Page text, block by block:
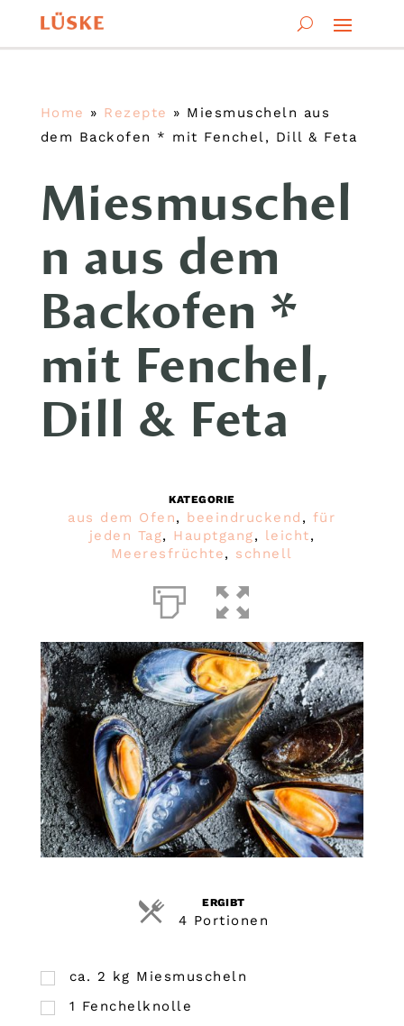
Home » Rezepte » Miesmuscheln aus
dem Backofen * mit Fenchel, Dill & Feta
Miesmuschel
n aus dem
Backofen *
mit Fenchel,
Dill & Feta
KATEGORIE
aus dem Ofen, beeindruckend , für
jeden Tag, Hauptgang, leicht,
Meeresfrüchte, schnell
ERGIBT
4 Portionen
ca. 2 kg Miesmuscheln
1 Fenchelknolle